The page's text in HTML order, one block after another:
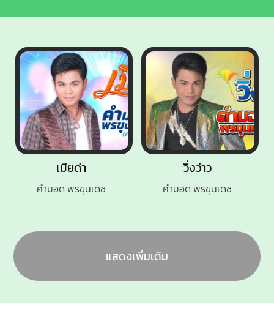
วิ่งว่าว
คำมอด พรขุนเดช
เมียด่า
คำมอด พรขุนเดช
แสดงเพิ่มเติม